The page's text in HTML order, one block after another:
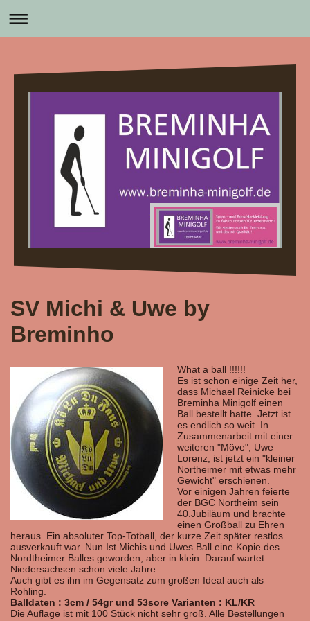
SV Michi & Uwe by
Breminho
What a ball !!!!!!
Es ist schon einige Zeit her,
dass Michael Reinicke bei
Breminha Minigolf einen
Ball bestellt hatte. Jetzt ist
es endlich so weit. In
Zusammenarbeit mit einer
weiteren "Möve", Uwe
Lorenz, ist jetzt ein "kleiner
Northeimer mit etwas mehr
Gewicht" erschienen.
Vor einigen Jahren feierte
der BGC Northeim sein
40.Jubiläum und brachte
einen Großball zu Ehren
heraus. Ein absoluter Top-Totball, der kurze Zeit später restlos
ausverkauft war. Nun Ist Michis und Uwes Ball eine Kopie des
Nordtheimer Balles geworden, aber in klein. Darauf wartet
Niedersachsen schon viele Jahre.
Auch gibt es ihn im Gegensatz zum großen Ideal auch als
Rohling.
Balldaten : 3cm / 54gr und 53sore Varianten : KL/KR
Die Auflage ist mit 100 Stück nicht sehr groß. Alle Bestellungen